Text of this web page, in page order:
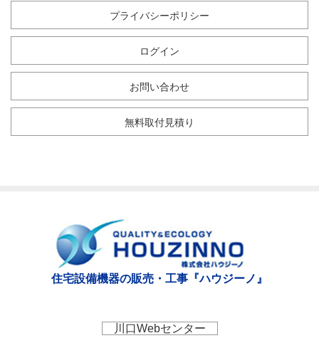
プライバシーポリシー
ログイン
お問い合わせ
無料取付見積り
住宅設備機器の販売・工事『ハウジーノ』
川口Webセンター